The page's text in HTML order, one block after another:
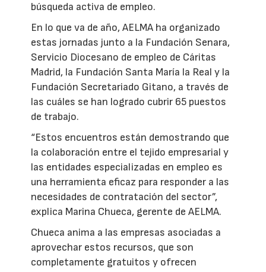
búsqueda activa de empleo.
En lo que va de año, AELMA ha organizado
estas jornadas junto a la Fundación Senara,
Servicio Diocesano de empleo de Cáritas
Madrid, la Fundación Santa María la Real y la
Fundación Secretariado Gitano, a través de
las cuáles se han logrado cubrir 65 puestos
de trabajo.
“Estos encuentros están demostrando que
la colaboración entre el tejido empresarial y
las entidades especializadas en empleo es
una herramienta eficaz para responder a las
necesidades de contratación del sector”,
explica Marina Chueca, gerente de AELMA.
Chueca anima a las empresas asociadas a
aprovechar estos recursos, que son
completamente gratuitos y ofrecen